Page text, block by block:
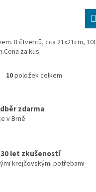
8 čtverců, cca 21x21cm,
za kus.
O
á
p
r
10položek celkem
zdarma
v Brně
let zkušeností
krejčovskými potřebami